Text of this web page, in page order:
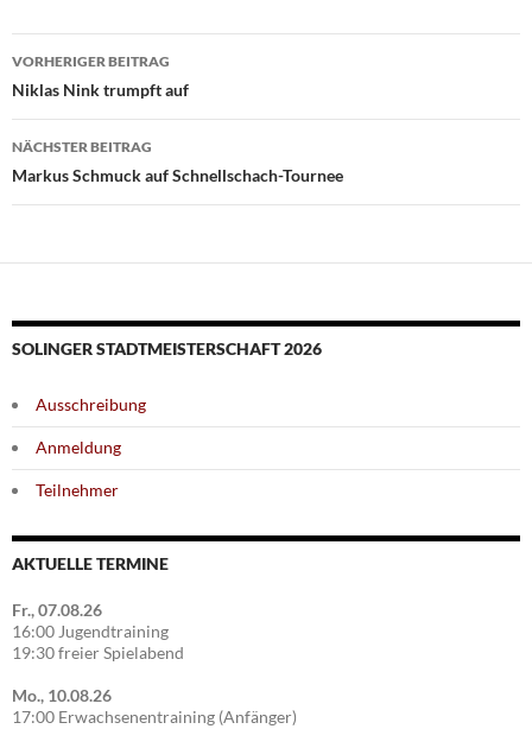
Beitragsnavigation
VORHERIGER BEITRAG
Niklas Nink trumpft auf
NÄCHSTER BEITRAG
Markus Schmuck auf Schnellschach-Tournee
SOLINGER STADTMEISTERSCHAFT 2026
Ausschreibung
Anmeldung
Teilnehmer
AKTUELLE TERMINE
Fr., 07.08.26
16:00 Jugendtraining
19:30 freier Spielabend
Mo., 10.08.26
17:00 Erwachsenentraining (Anfänger)